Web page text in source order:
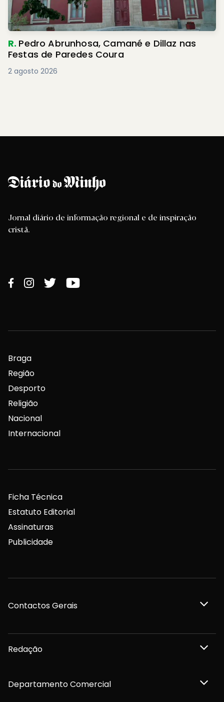
R. Pedro Abrunhosa, Camané e Dillaz nas
Festas de Paredes Coura
2 agosto 2026
Jornal diário de informação regional e de inspiração
cristã.
Braga
Região
Desporto
Religião
Nacional
Internacional
Ficha Técnica
Estatuto Editorial
Assinaturas
Publicidade
Contactos Gerais
Redação
Departamento Comercial